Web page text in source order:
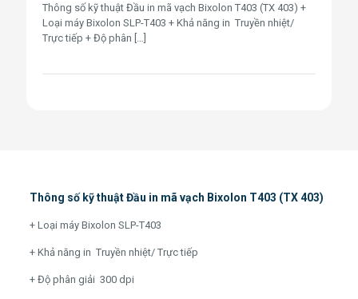
Thông số kỹ thuật Đầu in mã vạch Bixolon T403 (TX 403) +
Loại máy Bixolon SLP-T403 + Khả năng in Truyền nhiệt/
Trực tiếp + Độ phân […]
Thông số kỹ thuậtĐầu in mã vạch Bixolon T403 (TX 403)
+ Loại máy Bixolon SLP-T403
+ Khả năng in Truyền nhiệt/ Trực tiếp
+ Độ phân giải 300 dpi